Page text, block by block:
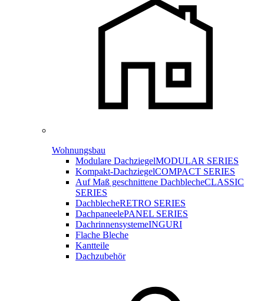
Wohnungsbau
Modulare DachziegelMODULAR SERIES
Kompakt-DachziegelCOMPACT SERIES
Auf Maß geschnittene DachblecheCLASSIC
SERIES
DachblecheRETRO SERIES
DachpaneelePANEL SERIES
DachrinnensystemeINGURI
Flache Bleche
Kantteile
Dachzubehör